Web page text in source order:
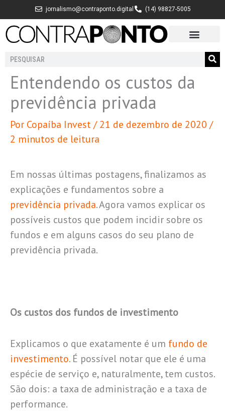
para
jornalismo@contraponto.digital (14) 98827-5005
Pesquisar
Entendendo os custos da
previdência privada
Por Copaíba Invest/21 de dezembro de 2020 /
2 minutos de leitura
Em nossas últimas postagens, finalizamos as
explicações e fundamentos sobre a
previdência privada. Agora vamos explicar os
possíveis custos que podem incidir sobre os
fundos e em alguns casos do seu plano de
previdência privada.
Os custos dos fundos de investimento
Explicamos o que exatamente é um fundo de
investimento. É possível notar que ele é uma
espécie de serviço e, naturalmente, tem custos.
São dois: a taxa de administração e a taxa de
performance.